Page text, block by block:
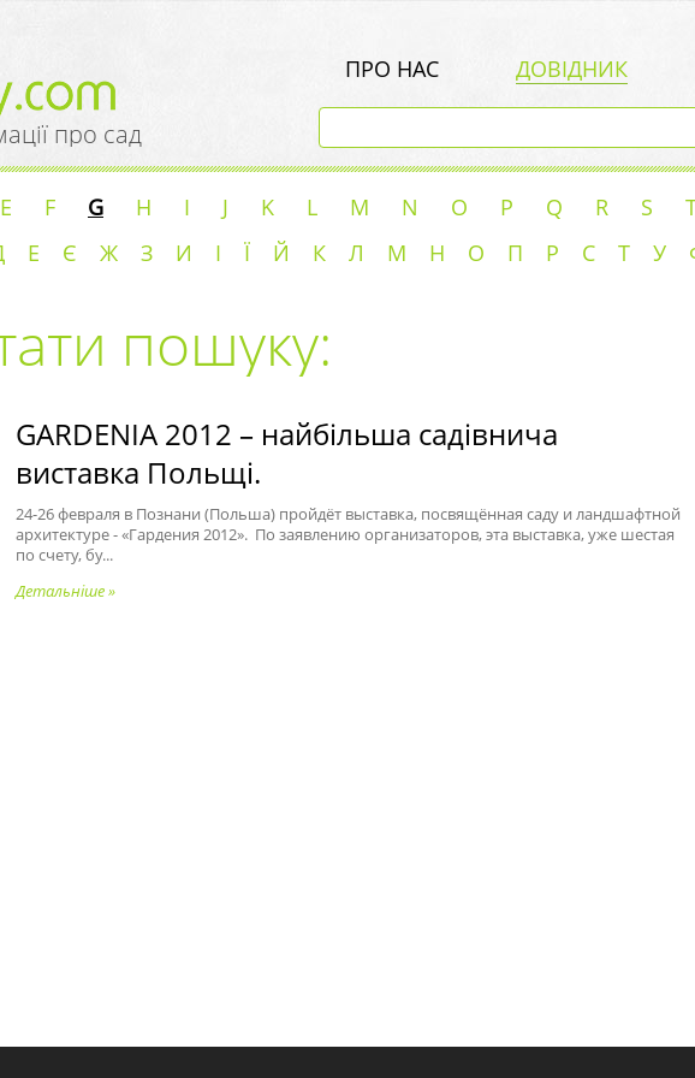
про сад
ПРО НАС ДОВІДНИК
E F G H I J K L M N O P Q R S
Е Є Ж З И І Ї Й К Л М Н О П Р С Т У
пошуку:
GARDENIA 2012 – найбільша садівнича
виставка Польщі.
24-26 февраля в Познани (Польша) пройдёт выставка, посвящённая саду и ландшафтной
архитектуре - «Гардения 2012». По заявлению организаторов, эта выставка, уже шестая
по счету, бу...
Детальніше »